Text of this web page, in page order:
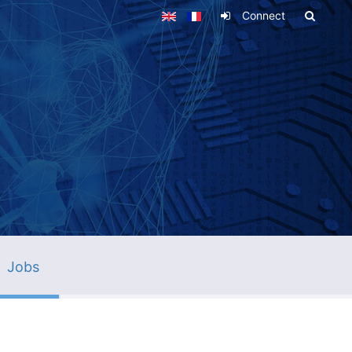
Connect
Jobs